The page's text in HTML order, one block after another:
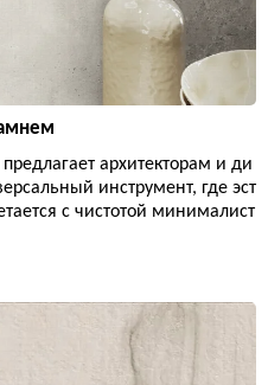
архитекторам и ди
инструмент, где эст
с чистотой минималист